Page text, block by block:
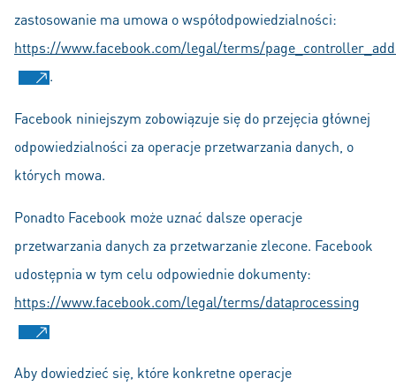
zastosowanie ma umowa o współodpowiedzialności:
https://www.facebook.com/legal/terms/
.
Facebook niniejszym zobowiązuje się do przejęcia głównej
odpowiedzialności za operacje przetwarzania danych, o
których mowa.
Ponadto Facebook może uznać dalsze operacje
przetwarzania danych za przetwarzanie zlecone. Facebook
udostępnia w tym celu odpowiednie dokumenty:
https://www.facebook.com/legal/terms/dataprocessing
Aby dowiedzieć się, które konkretne operacje